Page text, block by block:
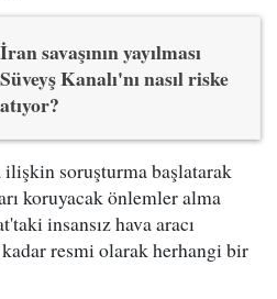
İran savaşının yayılması
Süveyş Kanalı'nı nasıl riske
atıyor?
ilişkin soruşturma başlatarak
koruyacak önlemler alma
insansız hava aracı
kadar resmi olarak herhangi bir